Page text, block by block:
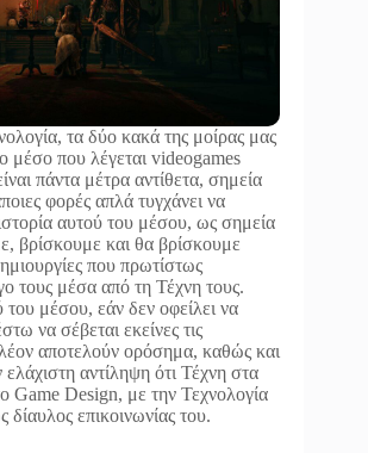
τα δύο κακά της μοίρας μας
μέσο που λέγεται videogames
πάντα μέτρα αντίθετα, σημεία
φορές απλά τυγχάνει να
αυτού του μέσου, ως σημεία
βρίσκουμε και θα βρίσκουμε
που πρωτίστως
τους μέσα από τη Τέχνη τους.
μέσου, εάν δεν οφείλει να
να σέβεται εκείνες τις
αποτελούν ορόσημα, καθώς και
ελάχιστη αντίληψη ότι Τέχνη στα
Game Design, με την Τεχνολογία
δίαυλος επικοινωνίας του.